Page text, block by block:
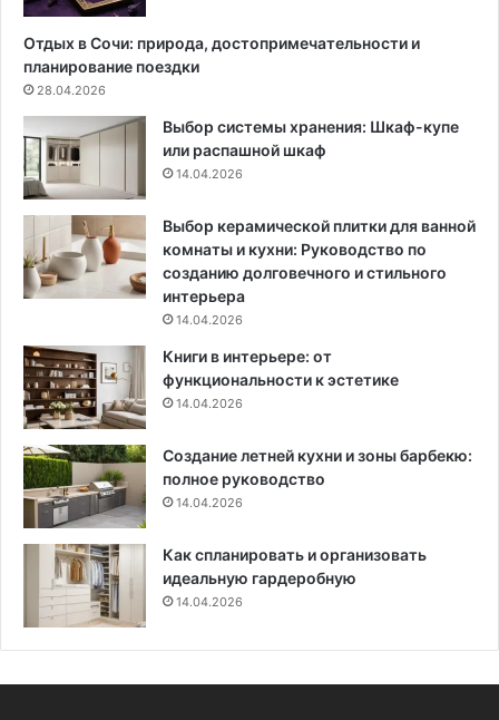
т
и
а
н
ы
е
с
л
о
я
Отдых в Сочи: природа, достопримечательности и
планирование поездки
28.04.2026
Выбор системы хранения: Шкаф-купе
или распашной шкаф
14.04.2026
Выбор керамической плитки для ванной
комнаты и кухни: Руководство по
созданию долговечного и стильного
интерьера
14.04.2026
Книги в интерьере: от
функциональности к эстетике
14.04.2026
Создание летней кухни и зоны барбекю:
полное руководство
14.04.2026
Как спланировать и организовать
идеальную гардеробную
14.04.2026